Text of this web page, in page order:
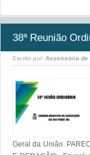
38ª Reunião
Escrito por: Assessoria de
Geral da União.